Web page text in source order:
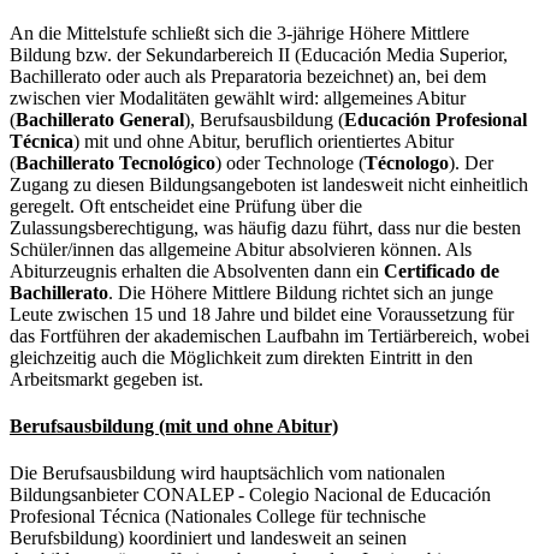
An die Mittelstufe schließt sich die 3-jährige Höhere Mittlere
Bildung bzw. der Sekundarbereich II (Educación Media Superior,
Bachillerato oder auch als Preparatoria bezeichnet) an, bei dem
zwischen vier Modalitäten gewählt wird: allgemeines Abitur
(Bachillerato General), Berufsausbildung (Educación Profesional
Técnica) mit und ohne Abitur, beruflich orientiertes Abitur
(Bachillerato Tecnológico) oder Technologe (Técnologo). Der
Zugang zu diesen Bildungsangeboten ist landesweit nicht einheitlich
geregelt. Oft entscheidet eine Prüfung über die
Zulassungsberechtigung, was häufig dazu führt, dass nur die besten
Schüler/innen das allgemeine Abitur absolvieren können. Als
Abiturzeugnis erhalten die Absolventen dann ein Certificado de
Bachillerato. Die Höhere Mittlere Bildung richtet sich an junge
Leute zwischen 15 und 18 Jahre und bildet eine Voraussetzung für
das Fortführen der akademischen Laufbahn im Tertiärbereich, wobei
gleichzeitig auch die Möglichkeit zum direkten Eintritt in den
Arbeitsmarkt gegeben ist.
Berufsausbildung (mit und ohne Abitur)
Die Berufsausbildung wird hauptsächlich vom nationalen
Bildungsanbieter CONALEP - Colegio Nacional de Educación
Profesional Técnica (Nationales College für technische
Berufsbildung) koordiniert und landesweit an seinen